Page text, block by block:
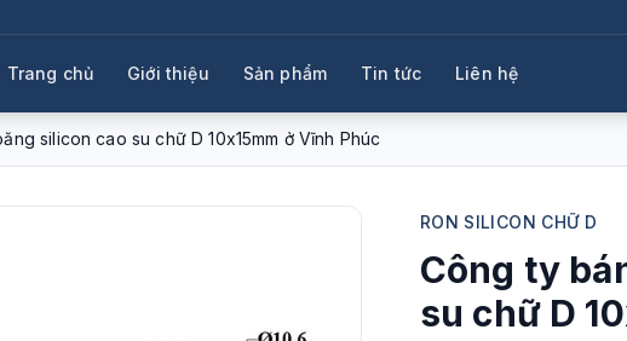
Trang chủ Giới thiệu Sản phẩm Tin tức Liên hệ
silicon cao su chữ D 10x15mm ở Vĩnh Phúc
RON SILICON CHỮ D
Công ty
su chữ D